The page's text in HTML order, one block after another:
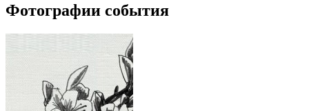
Фотографии события